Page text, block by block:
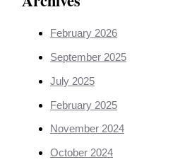
February 2026
September 2025
July 2025
February 2025
November 2024
October 2024